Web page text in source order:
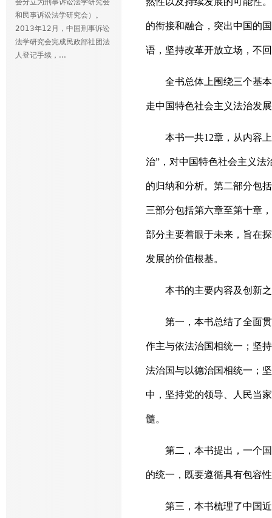
会分立为刑事诉讼法学研究会
和民事诉讼法学研究会）。
2013年12月，中国刑事诉讼
法学研究会完成民政部社团法
人登记手续，...
的衔接和融合，突出中国的
语，坚持改革开放立场，不
全书总体上围绕三个基
走中国特色社会主义法治发
本书一共12章，从内容
治”，对中国特色社会主义法
的归纳和分析。第二部分包
三部分包括第六章至第十章
部分主要着眼于未来，旨在
发展的价值根基。
本书的主要内容及创新
第一，本书总结了全面
作主与依法治国相统一；坚
法治国与以德治国相统一；
中，坚持党的领导、人民当
髓。
第二，本书提出，一个
的统一，既要遵循具有包容
第三，本书梳理了中国